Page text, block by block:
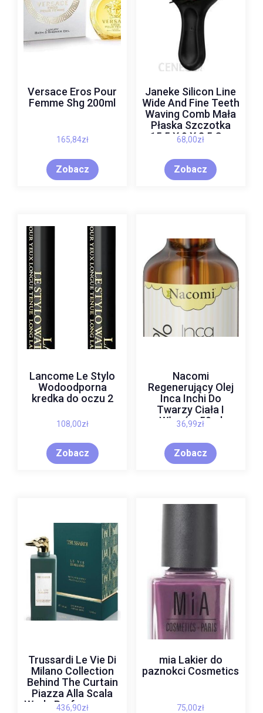
Versace Eros Pour
Femme Shg 200ml
165,84zł
Zobacz
Janeke Silicon Line
Wide And Fine Teeth
Waving Comb Mała
Płaska Szczotka
15,5 X 9 X 3,5 Cm
68,00zł
Zobacz
Lancome Le Stylo
Wodoodporna
kredka do oczu 2
108,00zł
Zobacz
Nacomi
Regenerujący Olej
Inca Inchi Do
Twarzy Ciała I
Włosów 50ml
36,99zł
Zobacz
Trussardi Le Vie Di
Milano Collection
Behind The Curtain
Piazza Alla Scala
Woda Perfumowana
436,90zł
mia Lakier do
paznokci Cosmetics
75,00zł